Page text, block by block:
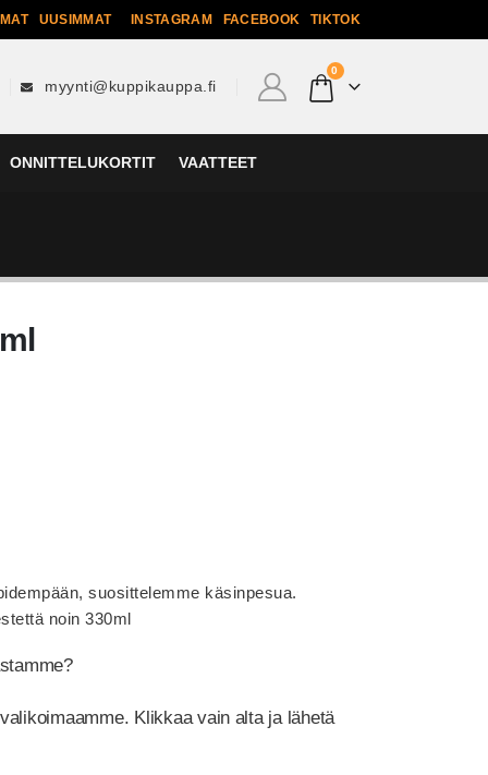
UUSIMMAT INSTAGRAM FACEBOOK TIKTOK
myynti@kuppikauppa.fi
0
ONNITTELUKORTIT VAATTEET
suosittelemme käsinpesua.
noin 330ml
Klikkaa vain alta ja lähetä